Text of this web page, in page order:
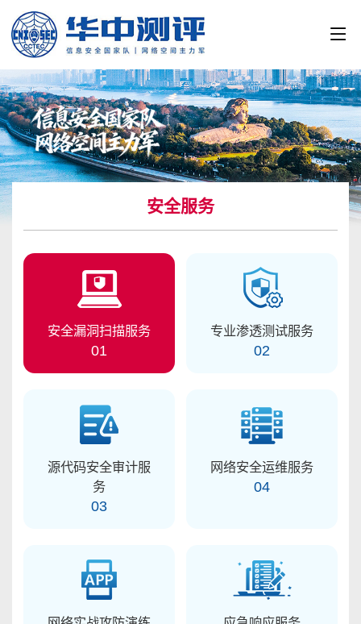
安全服务
安全漏洞扫描服务
01
专业渗透测试服务
02
源代码安全审计服
务
03
网络安全运维服务
04